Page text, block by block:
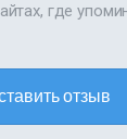
где
отзыв